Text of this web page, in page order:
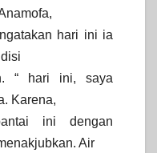
hari ini ia
“ hari ini, saya
Karena,
ini dengan
Air